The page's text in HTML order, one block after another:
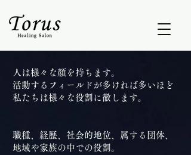
人は様々な顔 を持ちます。
活動するフィールドが多ければ多いほど
私たちは様々な役割に徹します。
職種、経歴、社会的地位、属する団体、
地域や家族の中での役割。